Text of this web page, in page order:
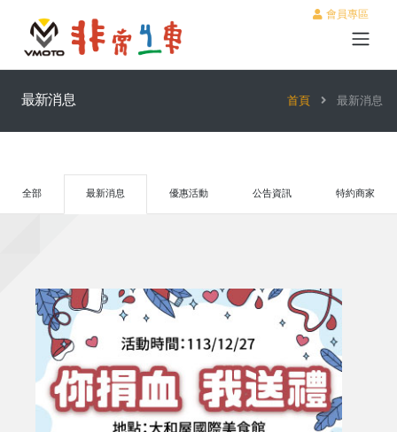
會員專區
最新消息 首頁 最新消息
全部 最新消息 優惠活動 公告資訊 特約商家